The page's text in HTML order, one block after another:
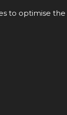
to optimise